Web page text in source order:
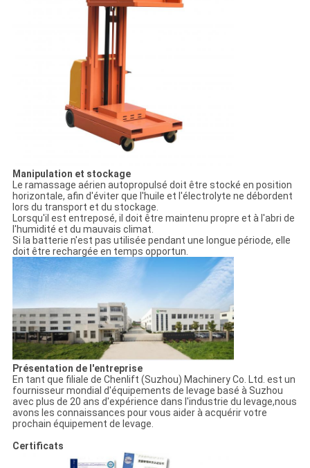
Manipulation et stockage
Le ramassage aérien autopropulsé doit être stocké en position
horizontale, afin d'éviter que l'huile et l'électrolyte ne débordent
lors du transport et du stockage.
Lorsqu'il est entreposé, il doit être maintenu propre et à l'abri de
l'humidité et du mauvais climat.
Si la batterie n'est pas utilisée pendant une longue période, elle
doit être rechargée en temps opportun.
Présentation de l'entreprise
En tant que filiale de Chenlift (Suzhou) Machinery Co. Ltd. est un
fournisseur mondial d'équipements de levage basé à Suzhou
avec plus de 20 ans d'expérience dans l'industrie du levage,nous
avons les connaissances pour vous aider à acquérir votre
prochain équipement de levage.
Certificats